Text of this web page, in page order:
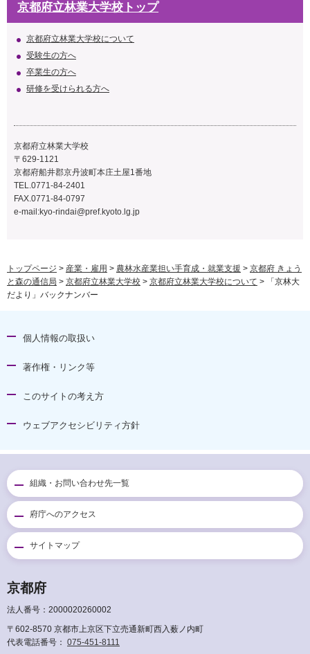
京都府立林業大学校トップ
京都府立林業大学校について
受験生の方へ
卒業生の方へ
研修を受けられる方へ
京都府立林業大学校
〒629-1121
京都府船井郡京丹波町本庄土屋1番地
TEL.0771-84-2401
FAX.0771-84-0797
e-mail:kyo-rindai@pref.kyoto.lg.jp
トップページ > 産業・雇用 > 農林水産業担い手育成・就業支援 > 京都府 きょう
と森の通信局 > 京都府立林業大学校 > 京都府立林業大学校について > 「京林大
だより」バックナンバー
個人情報の取扱い
著作権・リンク等
このサイトの考え方
ウェブアクセシビリティ方針
組織・お問い合わせ先一覧
府庁へのアクセス
サイトマップ
京都府
法人番号：2000020260002
〒602-8570 京都市上京区下立売通新町西入薮ノ内町
代表電話番号： 075-451-8111